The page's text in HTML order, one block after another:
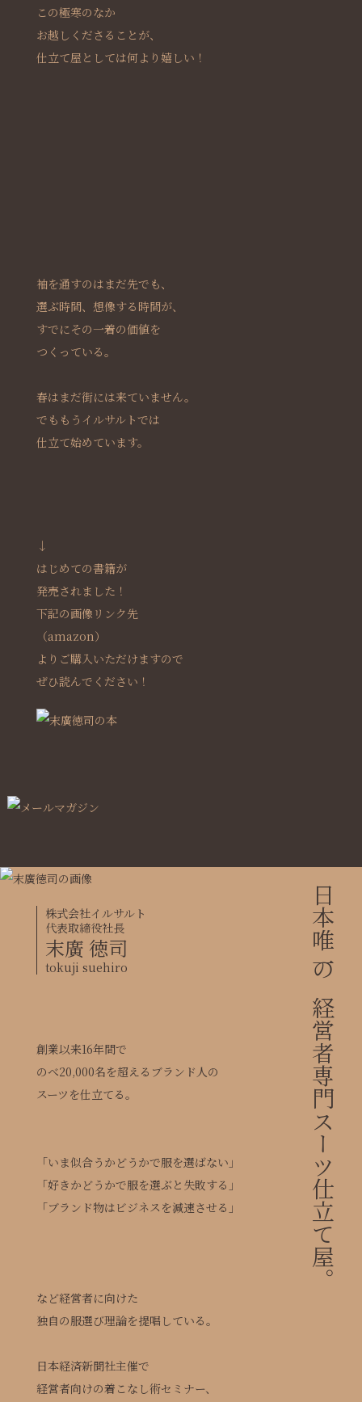
この極寒のなか
お越しくださることが、
仕立て屋としては何より嬉しい！
袖を通すのはまだ先でも、
選ぶ時間、想像する時間が、
すでにその一着の価値を
つくっている。
春はまだ街には来ていません。
でももうイルサルトでは
仕立て始めています。
↓
はじめての書籍が
発売されました！
下記の画像リンク先
（amazon）
よりご購入いただけますので
ぜひ読んでください！
日本唯一の経営者専門スーツ仕立て屋。
株式会社イルサルト
代表取締役社長
末廣 徳司
tokuji suehiro
創業以来16年間で
のべ20,000名を超えるブランド人の
スーツを仕立てる。
「いま似合うかどうかで服を選ばない」
「好きかどうかで服を選ぶと失敗する」
「ブランド物はビジネスを減速させる」
など経営者に向けた
独自の服選び理論を提唱している。
日本経済新聞社主催で
経営者向けの着こなし術セミナー、